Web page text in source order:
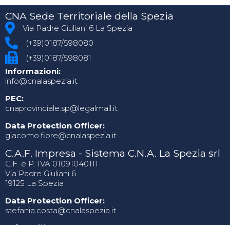
CNA Sede Territoriale della Spezia
Via Padre Giuliani 6 La Spezia
(+39)0187/598080
(+39)0187/598081
Informazioni:
info@cnalaspezia.it
PEC:
cnaprovinciale.sp@legalmail.it
Data Protection Officer:
giacomo.fiore@cnalaspezia.it
C.A.F. Impresa - Sistema C.N.A. La Spezia srl
C.F. e P. IVA 01091040111
Via Padre Giuliani 6
19125 La Spezia
Data Protection Officer:
stefania.costa@cnalaspezia.it